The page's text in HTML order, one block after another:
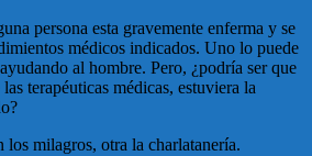
persona esta gravemente enferma y se
médicos indicados. Uno lo puede
al hombre. Pero, ¿podría ser que
terapéuticas médicas, estuviera la
los milagros, otra la charlatanería.